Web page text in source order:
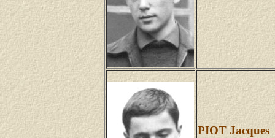
PIOT Jacques